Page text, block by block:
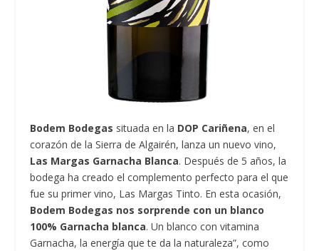
Bodem Bodegas situada en la DOP Cariñena, en el
corazón de la Sierra de Algairén, lanza un nuevo vino,
Las Margas Garnacha Blanca. Después de 5 años, la
bodega ha creado el complemento perfecto para el que
fue su primer vino, Las Margas Tinto. En esta ocasión,
Bodem Bodegas nos sorprende con un blanco
100% Garnacha blanca. Un blanco con vitamina
Garnacha, la energía que te da la naturaleza”, como